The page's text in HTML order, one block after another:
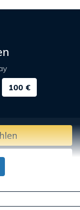
100 €